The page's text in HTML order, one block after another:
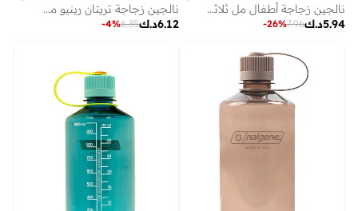
نالجين زجاجة أطفال مل ثلاثي تريتان رينو بلو يونيكورن مستدام
د.ك5.94
7.96
-26%
نالجين زجاجة تريتان رينيو مل واضحة مع أسود مستدام
د.ك6.12
6.35
-4%